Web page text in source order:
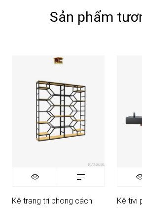
Sản phẩm
Kệ trang trí phong cách
Kệ tivi